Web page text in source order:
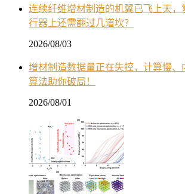
连续纤维增材制造的机翼已飞上天，
行器上还需翻过几道坎？
2026/08/03
增材制造数据量正在失控，计算慢、
算法助你破局！
2026/08/01